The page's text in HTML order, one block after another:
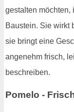
gestalten möchten,
Baustein. Sie wirkt
sie bringt eine
angenehm frisch,
beschreiben.
Pomelo -